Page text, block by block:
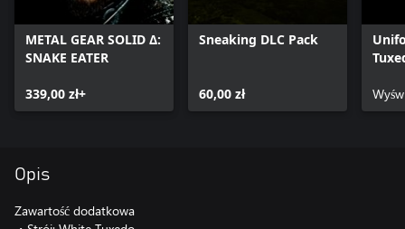
METAL GEAR SOLID Δ:
SNAKE EATER
339,00 zł+
Sneaking DLC Pack
60,00 zł
Opis
Zawartość dodatkowa